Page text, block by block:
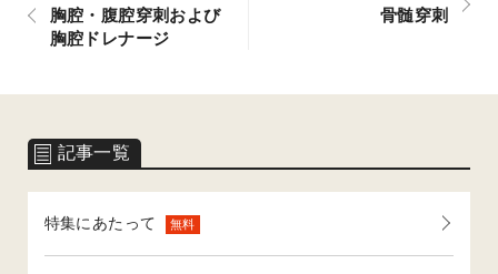
記事一覧
特集にあたって 無料
胸腔・腹腔穿刺および
胸腔ドレナージ
骨髄穿刺